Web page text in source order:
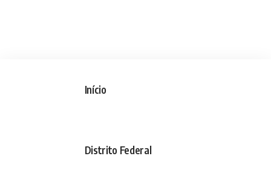
Início
Distrito Federal